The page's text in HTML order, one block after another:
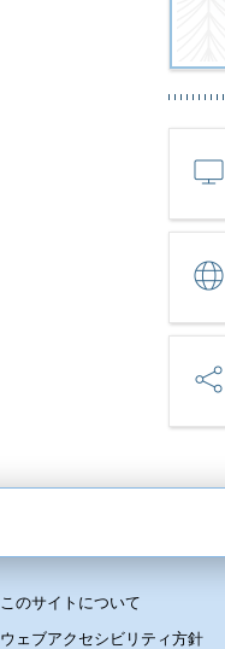
このサイトについて
ウェブアクセシビリティ方針